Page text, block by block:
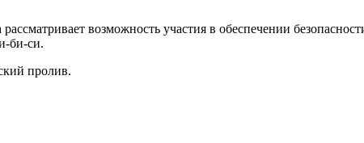
возможность участия в обеспечении
би-си.
пролив.